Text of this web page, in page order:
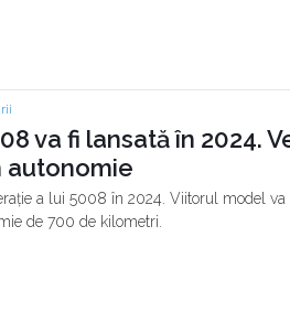
va fi lansată în 2024.
autonomie
a lui 5008 în 2024. Viitorul model va
de 700 de kilometri.